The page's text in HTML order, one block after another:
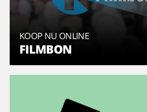
KOOP NU ONLINE
FILMBON